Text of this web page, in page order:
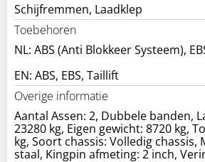
Schijfremmen, Laadklep
Toebehoren
NL: ABS (Anti Blokkeer Systeem),
EN: ABS, EBS, Taillift
Overige informatie
Aantal Assen: 2, Dubbele banden,
23280 kg, Eigen gewicht: 8720 kg,
kg, Soort chassis: Volledig chassis,
staal, Kingpin afmeting: 2 inch,